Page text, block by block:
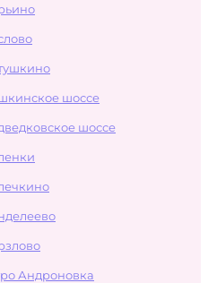
шоссе
шоссе
Андроновка